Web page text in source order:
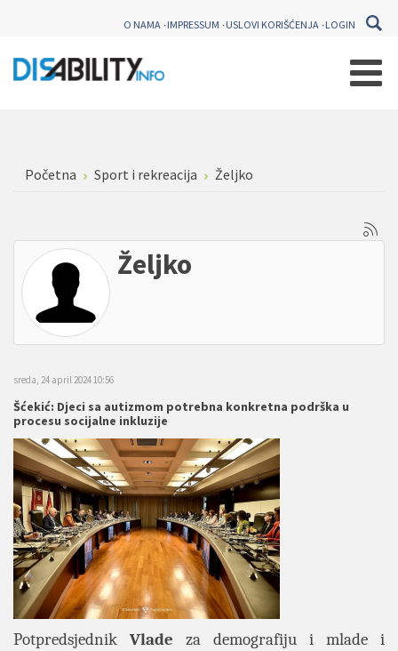
O NAMA IMPRESSUM USLOVI KORIŠĆENJA LOGIN
Početna Sport i rekreacija Željko
Željko
sreda, 24 april 2024 10:56
Šćekić: Djeci sa autizmom potrebna konkretna podrška u
procesu socijalne inkluzije
Potpredsjednik Vlade za demografiju i mlade i